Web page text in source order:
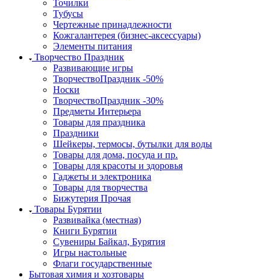
Точилки
Тубусы
Чертежные принадлежности
Кожгалантерея (бизнес-аксессуары)
Элементы питания
Творчество Праздник
Развивающие игры
ТворчествоПраздник -50%
Носки
ТворчествоПраздник -30%
Предметы Интерьера
Товары для праздника
Праздники
Шейкеры, термосы, бутылки для воды
Товары для дома, посуда и пр.
Товары для красоты и здоровья
Гаджеты и электроника
Товары для творчества
Бижутерия Прочая
Товары Бурятии
Развивайка (местная)
Книги Бурятии
Сувениры Байкал, Бурятия
Игры настольные
Флаги государственные
Бытовая химия и хозтовары